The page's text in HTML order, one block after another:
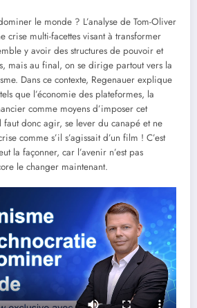
le monde ? L’analyse de Tom-Oliver
crise multi-facettes visant à transformer
y avoir des structures de pouvoir et
mais au final, on se dirige partout vers la
Dans ce contexte, Regenauer explique
que l’économie des plateformes, la
comme moyens d’imposer cet
donc agir, se lever du canapé et ne
comme s’il s’agissait d’un film ! C’est
la façonner, car l’avenir n’est pas
le changer maintenant.